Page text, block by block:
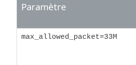
Paramètre
max_allowed_packet=33M